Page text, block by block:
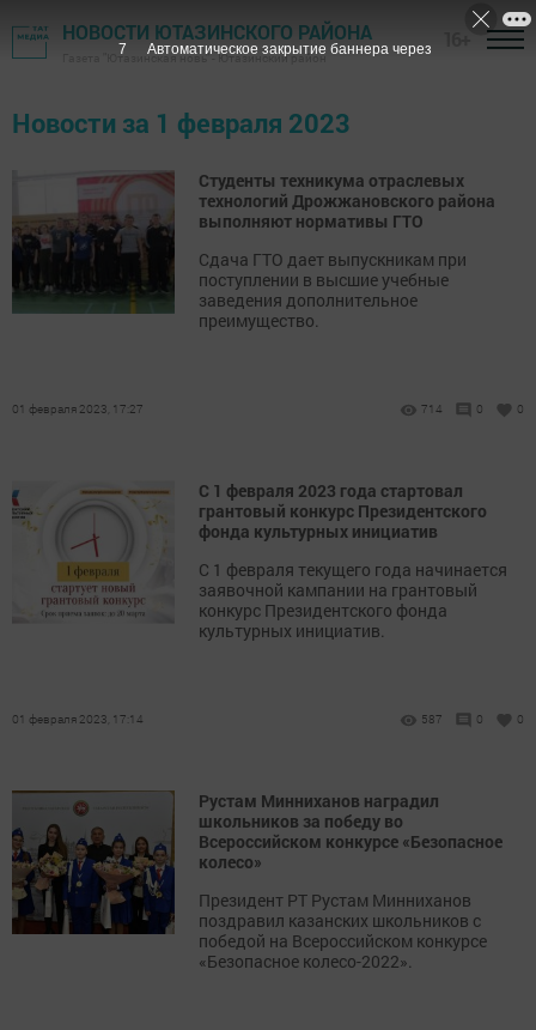
НОВОСТИ ЮТАЗИНСКОГО РАЙОНА
Газета "Ютазинская новь" - Ютазинский район
Новости за 1 февраля 2023
Студенты техникума отраслевых
технологий Дрожжановского района
выполняют нормативы ГТО
Сдача ГТО дает выпускникам при
поступлении в высшие учебные
заведения дополнительное
преимущество.
01 февраля 2023, 17:27 714 0 0
С 1 февраля 2023 года стартовал
грантовый конкурс Президентского
фонда культурных инициатив
С 1 февраля текущего года начинается
заявочной кампании на грантовый
конкурс Президентского фонда
культурных инициатив.
01 февраля 2023, 17:14 587 0 0
Рустам Минниханов наградил
школьников за победу во
Всероссийском конкурсе «Безопасное
колесо»
Президент РТ Рустам Минниханов
поздравил казанских школьников с
победой на Всероссийском конкурсе
«Безопасное колесо-2022».
7 Автоматическое закрытие баннера через